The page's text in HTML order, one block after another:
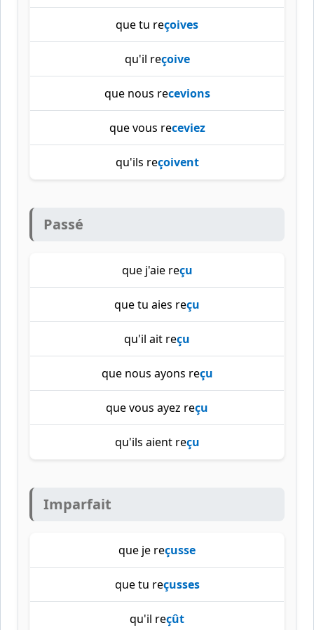
que tu reçoives
qu'il reçoive
que nous recevions
que vous receviez
qu'ils reçoivent
Passé
que j'aie reçu
que tu aies reçu
qu'il ait reçu
que nous ayons reçu
que vous ayez reçu
qu'ils aient reçu
Imparfait
que je reçusse
que tu reçusses
qu'il reçût